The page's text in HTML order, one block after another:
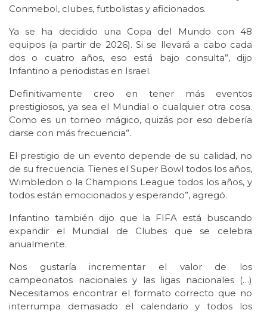
Conmebol, clubes, futbolistas y aficionados.
Ya se ha decidido una Copa del Mundo con 48
equipos (a partir de 2026). Si se llevará a cabo cada
dos o cuatro años, eso está bajo consulta”, dijo
Infantino a periodistas en Israel.
Definitivamente creo en tener más eventos
prestigiosos, ya sea el Mundial o cualquier otra cosa.
Como es un torneo mágico, quizás por eso debería
darse con más frecuencia”.
El prestigio de un evento depende de su calidad, no
de su frecuencia. Tienes el Super Bowl todos los años,
Wimbledon o la Champions League todos los años, y
todos están emocionados y esperando”, agregó.
Infantino también dijo que la FIFA está buscando
expandir el Mundial de Clubes que se celebra
anualmente.
Nos gustaría incrementar el valor de los
campeonatos nacionales y las ligas nacionales (…)
Necesitamos encontrar el formato correcto que no
interrumpa demasiado el calendario y todos los